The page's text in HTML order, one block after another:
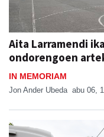
Aita Larramendi
ondorengoen
IN MEMORIAM
Jon Ander Ubeda abu 06,